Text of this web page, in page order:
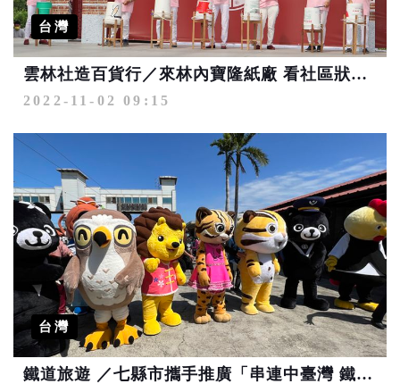
台灣
雲林社造百貨行／來林內寶隆紙廠 看社區狀元獻寶
2022-11-02 09:15
台灣
鐵道旅遊 ／七縣市攜手推廣「串連中臺灣 鐵定最好玩」